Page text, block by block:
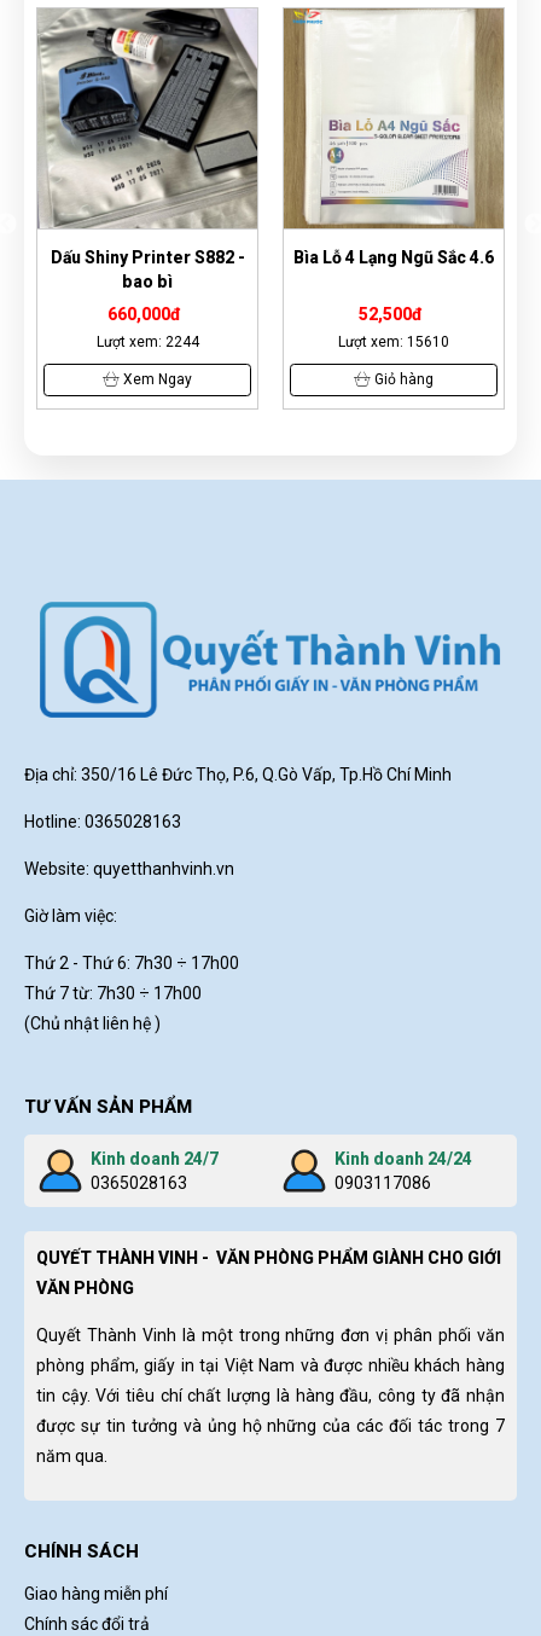
S882 -
Bìa Lỗ 4 Lạng Ngũ Sắc 4.6
Lượt xem: 15610
Bút sơn Toyo
Lượt xem: 16465
Địa chỉ: 350/16 Lê Đức Thọ, P.6, Q.Gò Vấp, Tp.Hồ Chí Minh
Hotline: 0365028163
Website: quyetthanhvinh.vn
Giờ làm việc:
Thứ 2 - Thứ 6: 7h30 ÷ 17h00
Thứ 7 từ: 7h30 ÷ 17h00
(Chủ nhật liên hệ )
TƯ VẤN SẢN PHẨM
Kinh doanh 24/7
0365028163
Kinh doanh 24/24
0903117086
QUYẾT THÀNH VINH - VĂN PHÒNG PHẨM GIÀNH CHO GIỚI
VĂN PHÒNG
Quyết Thành Vinh là một trong những đơn vị phân phối văn
phòng phẩm, giấy in tại Việt Nam và được nhiều khách hàng
tin cậy. Với tiêu chí chất lượng là hàng đầu, công ty đã nhận
được sự tin tưởng và ủng hộ những của các đối tác trong 7
năm qua.
CHÍNH SÁCH
Giao hàng miễn phí
Chính sác đổi trả